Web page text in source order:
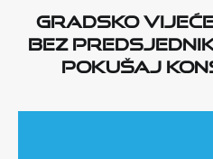
Gradsko
bez
pokušaj